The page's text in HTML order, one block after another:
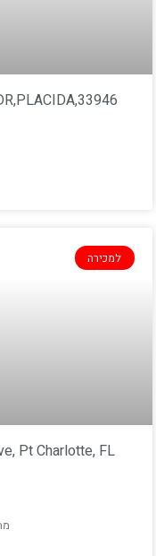
למכירה
Pt Charlotte, FL